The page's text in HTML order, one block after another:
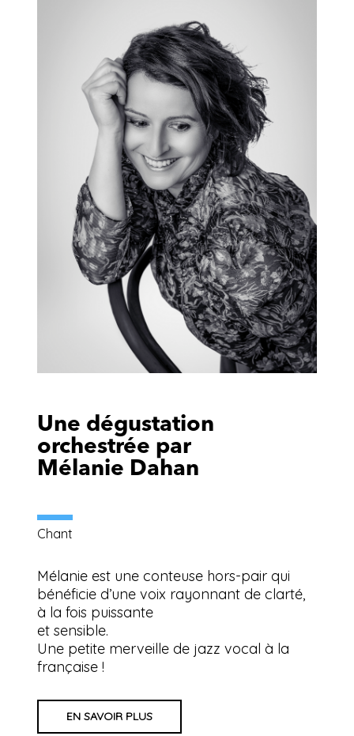
Une dégustation
orchestrée par
Mélanie Dahan
Chant
Mélanie est une conteuse hors-pair qui
bénéficie d’une voix rayonnant de clarté,
à la fois puissante
et sensible.
Une petite merveille de jazz vocal à la
française !
EN SAVOIR PLUS